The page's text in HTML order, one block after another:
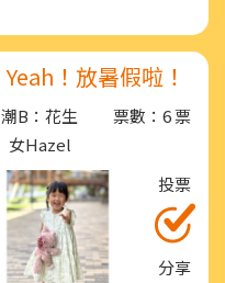
Yeah！放暑假啦！
潮B：花生
女Hazel
票數：6 票
投票
分享